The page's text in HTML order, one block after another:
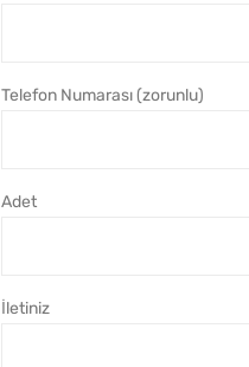
Telefon Numarası (zorunlu)
Adet
İletiniz